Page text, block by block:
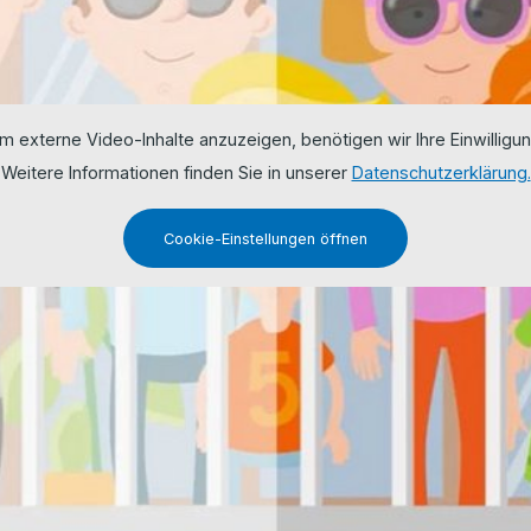
externe Video-Inhalte anzuzeigen, benötigen wir Ihre
Weitere Informationen finden Sie in unserer Datenschutzerklärung.
Cookie-Einstellungen öffnen